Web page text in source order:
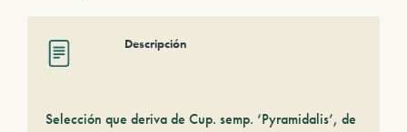
Descripción
Selección que deriva de Cup. semp. ‘Pyramidalis’, de